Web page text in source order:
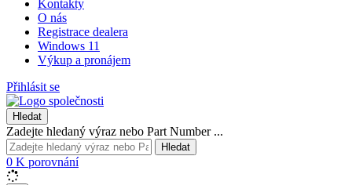
Kontakty
O nás
Registrace dealera
Windows 11
Výkup a pronájem
Přihlásit se
Hledat
Zadejte hledaný výraz nebo Part Number ...
Hledat
0 K porovnání